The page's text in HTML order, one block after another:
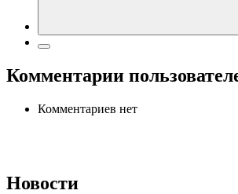
Комментарии
Комментариев нет
Новости